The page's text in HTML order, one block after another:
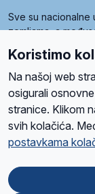
Sve su nacionalne
zemljama, a
pod nazivom
Radio Maria).
kojima je i
O namaRadio
Ova stranica je
Koristimo
Na našoj web
osigurali
stranice. Klikom
svih kolačića.
postavkama